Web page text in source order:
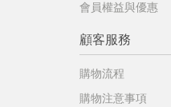
會員權益與優惠
顧客服務
購物流程
購物注意事項